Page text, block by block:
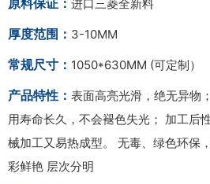
原料保证： 进口三菱全新料
厚度范围： 3-10MM
常规尺寸： 1050*630MM (可定制）
产品特性： 表面高亮光滑，绝无异物
用寿命长久，不会褪色失光； 加工后
械加工又易热成型。 无毒、绿色环保
彩鲜艳 层次分明